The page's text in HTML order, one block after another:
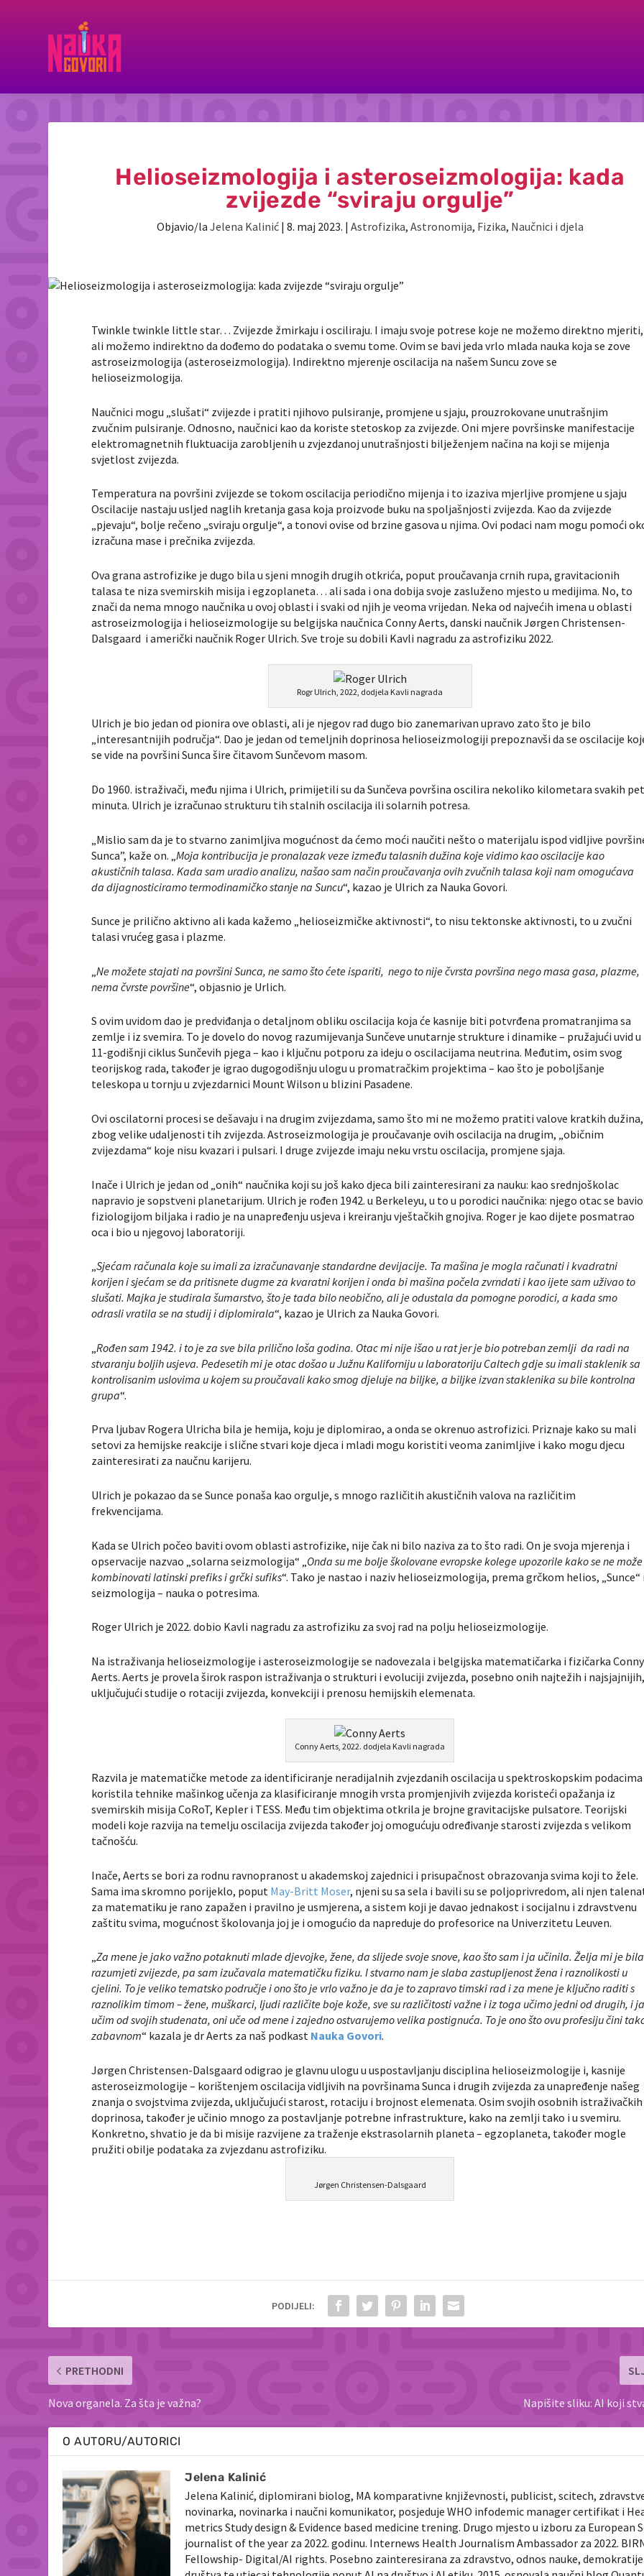
Helioseizmologija i asteroseizmologija: kada
zvijezde “sviraju orgulje”
Objavio/la Jelena Kalinić| 8. maj 2023. | Astrofizika, Astronomija, Fizika, Naučnici i djela
Twinkle twinkle little star… Zvijezde žmirkaju i osciliraju. I imaju svoje potrese koje ne možemo direktno mjeriti,
ali možemo indirektno da dođemo do podataka o svemu tome. Ovim se bavi jeda vrlo mlada nauka koja se zove
astroseizmologija (asteroseizmologija). Indirektno mjerenje oscilacija na našem Suncu zove se
helioseizmologija.
Naučnici mogu „slušati“ zvijezde i pratiti njihovo pulsiranje, promjene u sjaju, prouzrokovane unutrašnjim
zvučnim pulsiranje. Odnosno, naučnici kao da koriste stetoskop za zvijezde. Oni mjere površinske manifestacije
elektromagnetnih fluktuacija zarobljenih u zvjezdanoj unutrašnjosti bilježenjem načina na koji se mijenja
svjetlost zvijezda.
Temperatura na površini zvijezde se tokom oscilacija periodično mijenja i to izaziva mjerljive promjene u sjaju
Oscilacije nastaju usljed naglih kretanja gasa koja proizvode buku na spoljašnjosti zvijezda. Kao da zvijezde
„pjevaju“, bolje rečeno „sviraju orgulje“, a tonovi ovise od brzine gasova u njima. Ovi podaci nam mogu pomoći
izračuna mase i prečnika zvijezda.
Ova grana astrofizike je dugo bila u sjeni mnogih drugih otkrića, poput proučavanja crnih rupa, gravitacionih
talasa te niza svemirskih misija i egzoplaneta… ali sada i ona dobija svoje zasluženo mjesto u medijima. No, to
znači da nema mnogo naučnika u ovoj oblasti i svaki od njih je veoma vrijedan. Neka od najvećih imena u oblasti
astroseizmologija i helioseizmologije su belgijska naučnica Conny Aerts, danski naučnik Jørgen Christensen-
Dalsgaard i američki naučnik Roger Ulrich. Sve troje su dobili Kavli nagradu za astrofiziku 2022.
Rogr Ulrich, 2022, dodjela Kavli nagrada
Ulrich je bio jedan od pionira ove oblasti, ali je njegov rad dugo bio zanemarivan upravo zato što je bilo
„interesantnijih područja“. Dao je jedan od temeljnih doprinosa helioseizmologiji prepoznavši da se oscilacije
se vide na površini Sunca šire čitavom Sunčevom masom.
Do 1960. istraživači, među njima i Ulrich, primijetili su da Sunčeva površina oscilira nekoliko kilometara svakih
minuta. Ulrich je izračunao strukturu tih stalnih oscilacija ili solarnih potresa.
„Mislio sam da je to stvarno zanimljiva mogućnost da ćemo moći naučiti nešto o materijalu ispod vidljive
Sunca”, kaže on. „Moja kontribucija je pronalazak veze između talasnih dužina koje vidimo kao oscilacije kao
akustičnih talasa. Kada sam uradio analizu, našao sam način proučavanja ovih zvučnih talasa koji nam omogućava
da dijagnosticiramo termodinamičko stanje na Suncu“, kazao je Ulrich za Nauka Govori.
Sunce je prilično aktivno ali kada kažemo „helioseizmičke aktivnosti“, to nisu tektonske aktivnosti, to u zvučni
talasi vrućeg gasa i plazme.
„Ne možete stajati na površini Sunca, ne samo što ćete ispariti, nego to nije čvrsta površina nego masa gasa, plazme,
nema čvrste površine“, objasnio je Urlich.
S ovim uvidom dao je predviđanja o detaljnom obliku oscilacija koja će kasnije biti potvrđena promatranjima sa
zemlje i iz svemira. To je dovelo do novog razumijevanja Sunčeve unutarnje strukture i dinamike – pružajući uvid u
11-godišnji ciklus Sunčevih pjega – kao i ključnu potporu za ideju o oscilacijama neutrina. Međutim, osim svog
teorijskog rada, također je igrao dugogodišnju ulogu u promatračkim projektima – kao što je poboljšanje
teleskopa u tornju u zvjezdarnici Mount Wilson u blizini Pasadene.
Ovi oscilatorni procesi se dešavaju i na drugim zvijezdama, samo što mi ne možemo pratiti valove kratkih dužina,
zbog velike udaljenosti tih zvijezda. Astroseizmologija je proučavanje ovih oscilacija na drugim, „običnim
zvijezdama“ koje nisu kvazari i pulsari. I druge zvijezde imaju neku vrstu oscilacija, promjene sjaja.
Inače i Ulrich je jedan od „onih“ naučnika koji su još kako djeca bili zainteresirani za nauku: kao srednjoškolac
napravio je sopstveni planetarijum. Ulrich je rođen 1942. u Berkeleyu, u to u porodici naučnika: njego otac se bavio
fiziologijom biljaka i radio je na unapređenju usjeva i kreiranju vještačkih gnojiva. Roger je kao dijete posmatrao
oca i bio u njegovoj laboratoriji.
„Sjećam računala koje su imali za izračunavanje standardne devijacije. Ta mašina je mogla računati i kvadratni
korijen i sjećam se da pritisnete dugme za kvaratni korijen i onda bi mašina počela zvrndati i kao ijete sam uživao to
slušati. Majka je studirala šumarstvo, što je tada bilo neobično, ali je odustala da pomogne porodici, a kada smo
odrasli vratila se na studij i diplomirala“, kazao je Ulrich za Nauka Govori.
„Rođen sam 1942. i to je za sve bila prilično loša godina. Otac mi nije išao u rat jer je bio potreban zemlji da radi na
stvaranju boljih usjeva. Pedesetih mi je otac došao u Južnu Kaliforniju u laboratoriju Caltech gdje su imali staklenik sa
kontrolisanim uslovima u kojem su proučavali kako smog djeluje na biljke, a biljke izvan staklenika su bile kontrolna
grupa“.
Prva ljubav Rogera Ulricha bila je hemija, koju je diplomirao, a onda se okrenuo astrofizici. Priznaje kako su mali
setovi za hemijske reakcije i slične stvari koje djeca i mladi mogu koristiti veoma zanimljive i kako mogu djecu
zainteresirati za naučnu karijeru.
Ulrich je pokazao da se Sunce ponaša kao orgulje, s mnogo različitih akustičnih valova na različitim
frekvencijama.
Kada se Ulrich počeo baviti ovom oblasti astrofizike, nije čak ni bilo naziva za to što radi. On je svoja mjerenja i
opservacije nazvao „solarna seizmologija“ „ Onda su me bolje školovane evropske kolege upozorile kako se ne može
kombinovati latinski prefiks i grčki sufiks“. Tako je nastao i naziv helioseizmologija, prema grčkom helios, „Sunce“
seizmologija – nauka o potresima.
Roger Ulrich je 2022. dobio Kavli nagradu za astrofiziku za svoj rad na polju helioseizmologije.
Na istraživanja helioseizmologije i asteroseizmologije se nadovezala i belgijska matematičarka i fizičarka Conny
Aerts. Aerts je provela širok raspon istraživanja o strukturi i evoluciji zvijezda, posebno onih najtežih i
uključujući studije o rotaciji zvijezda, konvekciji i prenosu hemijskih elemenata.
Conny Aerts, 2022. dodjela Kavli nagrada
Razvila je matematičke metode za identificiranje neradijalnih zvjezdanih oscilacija u spektroskopskim
koristila tehnike mašinkog učenja za klasificiranje mnogih vrsta promjenjivih zvijezda koristeći opažanja iz
svemirskih misija CoRoT, Kepler i TESS. Među tim objektima otkrila je brojne gravitacijske pulsatore. Teorijski
modeli koje razvija na temelju oscilacija zvijezda također joj omogućuju određivanje starosti zvijezda s velikom
tačnošću.
Inače, Aerts se bori za rodnu ravnopranost u akademskoj zajednici i prisupačnost obrazovanja svima koji to žele.
Sama ima skromno porijeklo, poput May-Britt Moser, njeni su sa sela i bavili su se poljoprivredom, ali njen
za matematiku je rano zapažen i pravilno je usmjerena, a sistem koji je davao jednakost i socijalnu i zdravstvenu
zaštitu svima, mogućnost školovanja joj je i omogućio da napreduje do profesorice na Univerzitetu Leuven.
„Za mene je jako važno potaknuti mlade djevojke, žene, da slijede svoje snove, kao što sam i ja učinila. Želja mi je bila
razumjeti zvijezde, pa sam izučavala matematičku fiziku. I stvarno nam je slaba zastupljenost žena i raznolikosti u
cjelini. To je veliko tematsko područje i ono što je vrlo važno je da je to zapravo timski rad i za mene je ključno raditi s
raznolikim timom – žene, muškarci, ljudi različite boje kože, sve su različitosti važne i iz toga učimo jedni od drugih, i
učim od svojih studenata, oni uče od mene i zajedno ostvarujemo velika postignuća. To je ono što ovu profesiju čini
zabavnom“ kazala je dr Aerts za naš podkast Nauka Govori.
Jørgen Christensen-Dalsgaard odigrao je glavnu ulogu u uspostavljanju disciplina helioseizmologije i, kasnije
asteroseizmologije – korištenjem oscilacija vidljivih na površinama Sunca i drugih zvijezda za unapređenje našeg
znanja o svojstvima zvijezda, uključujući starost, rotaciju i brojnost elemenata. Osim svojih osobnih istraživačkih
doprinosa, također je učinio mnogo za postavljanje potrebne infrastrukture, kako na zemlji tako i u svemiru.
Konkretno, shvatio je da bi misije razvijene za traženje ekstrasolarnih planeta – egzoplaneta, također mogle
pružiti obilje podataka za zvjezdanu astrofiziku.
Jørgen Christensen-Dalsgaard
PODIJELI:
PRETHODNI
Nova organela. Za šta je važna? Napišite sliku: AI koji
O AUTORU/AUTORICI
Jelena Kalinić
Jelena Kalinić, diplomirani biolog, MA komparativne književnosti, publicist, scitech,
novinarka, novinarka i naučni komunikator, posjeduje WHO infodemic manager certifikat i
metrics Study design & Evidence based medicine trening. Drugo mjesto u izboru za European
journalist of the year za 2022. godinu. Internews Health Journalism Ambassador za 2022.
Fellowship- Digital/AI rights. Posebno zainteresirana za zdravstvo, odnos nauke,